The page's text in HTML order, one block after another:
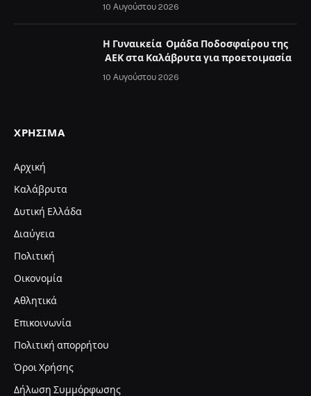
10 Αυγούστου 2026
Η Γυναικεία Ομάδα Ποδοσφαίρου της
ΑΕΚ στα Καλάβρυτα για προετοιμασία
10 Αυγούστου 2026
ΧΡΉΣΙΜΑ
Αρχική
Καλάβρυτα
Δυτική Ελλάδα
Διαύγεια
Πολιτική
Οικονομία
Αθλητικά
Επικοινωνία
Πολιτική απορρήτου
Όροι Χρήσης
Δήλωση Συμμόρφωσης